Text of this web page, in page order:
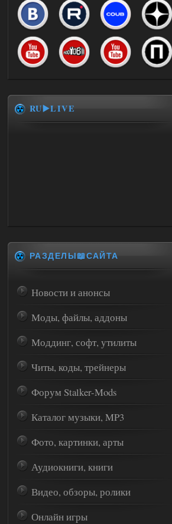
RU▶️LIVE
РАЗДЕЛЫ📖САЙТА
Новости и анонсы
Моды, файлы, аддоны
Моддинг, софт, утилиты
Читы, коды, трейнеры
Форум Stalker-Mods
Каталог музыки, MP3
Фото, картинки, арты
Аудиокниги, книги
Видео, обзоры, ролики
Онлайн игры